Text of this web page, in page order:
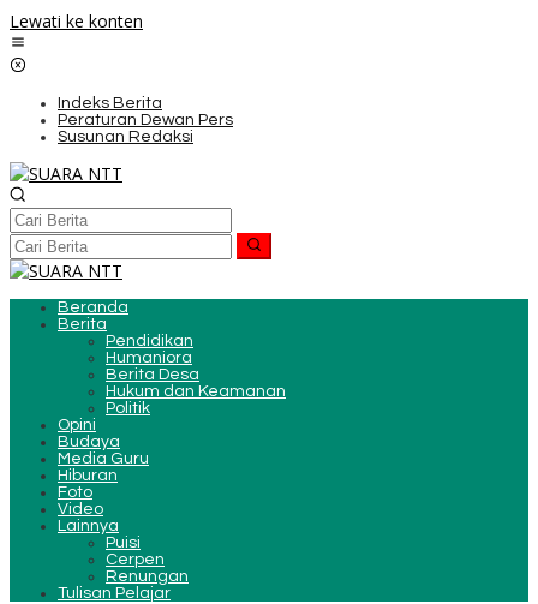
Lewati ke konten
Indeks Berita
Peraturan Dewan Pers
Susunan Redaksi
Beranda
Berita
Pendidikan
Humaniora
Berita Desa
Hukum dan Keamanan
Politik
Opini
Budaya
Media Guru
Hiburan
Foto
Video
Lainnya
Puisi
Cerpen
Renungan
Tulisan Pelajar